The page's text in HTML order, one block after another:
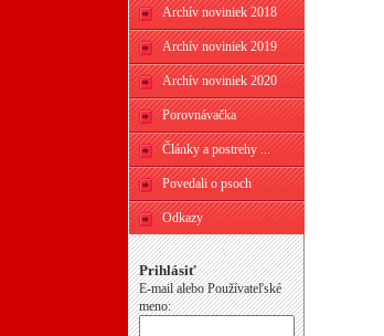
Archív noviniek 2018
Archív noviniek 2019
Archív noviniek 2020
Porovnávačka
Články a postrehy ...
Povedali o psoch
Odkazy
Prihlásiť
E-mail alebo Používateľské
meno: